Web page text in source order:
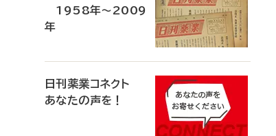
1958年～2009
年
日刊薬業コネクト
あなたの声を！